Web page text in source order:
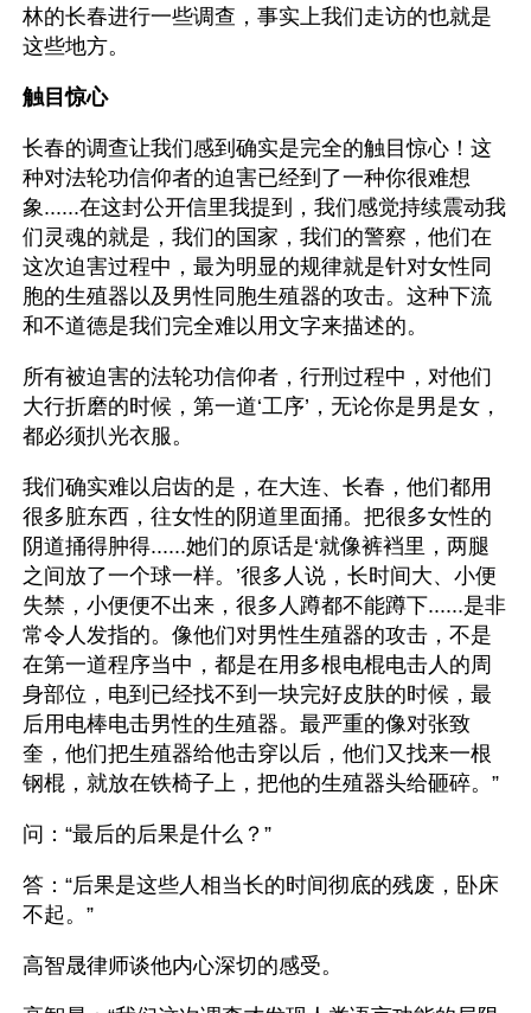
林的长春进行一些调查，事实上我们走访的也就是
这些地方。
触目惊心
长春的调查让我们感到确实是完全的触目惊心！这
种对法轮功信仰者的迫害已经到了一种你很难想
象......在这封公开信里我提到，我们感觉持续震动我
们灵魂的就是，我们的国家，我们的警察，他们在
这次迫害过程中，最为明显的规律就是针对女性同
胞的生殖器以及男性同胞生殖器的攻击。这种下流
和不道德是我们完全难以用文字来描述的。
所有被迫害的法轮功信仰者，行刑过程中，对他们
大行折磨的时候，第一道‘工序’，无论你是男是女，
都必须扒光衣服。
我们确实难以启齿的是，在大连、长春，他们都用
很多脏东西，往女性的阴道里面捅。把很多女性的
阴道捅得肿得......她们的原话是‘就像裤裆里，两腿
之间放了一个球一样。’很多人说，长时间大、小便
失禁，小便便不出来，很多人蹲都不能蹲下......是非
常令人发指的。像他们对男性生殖器的攻击，不是
在第一道程序当中，都是在用多根电棍电击人的周
身部位，电到已经找不到一块完好皮肤的时候，最
后用电棒电击男性的生殖器。最严重的像对张致
奎，他们把生殖器给他击穿以后，他们又找来一根
钢棍，就放在铁椅子上，把他的生殖器头给砸碎。”
问：“最后的后果是什么？”
答：“后果是这些人相当长的时间彻底的残废，卧床
不起。”
高智晟律师谈他内心深切的感受。